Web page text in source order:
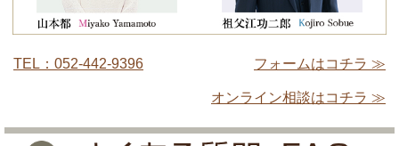
TEL：052-442-9396 フォームはコチラ ≫
オンライン相談はコチラ ≫